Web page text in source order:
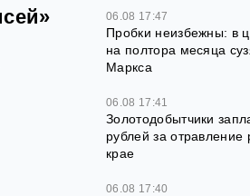
06.08 17:47
Пробки неизбежны: в
на полтора месяца
Маркса
06.08 17:41
Золотодобытчики
рублей за отравление
крае
06.08 17:40